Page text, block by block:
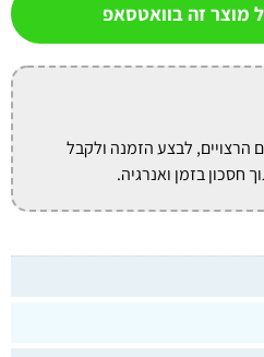
זה בוואטסאפ
הרצויים, לבצע הזמנה ולקבל
בזמן ואנרגיה.